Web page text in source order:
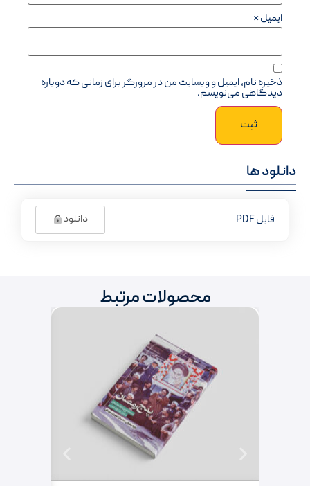
ایمیل*
ذخیره نام، ایمیل و وبسایت من در مرورگر برای زمانی که دوباره
دیدگاهی می‌نویسم.
دانلود ها
فایل PDF دانلود
محصولات مرتبط